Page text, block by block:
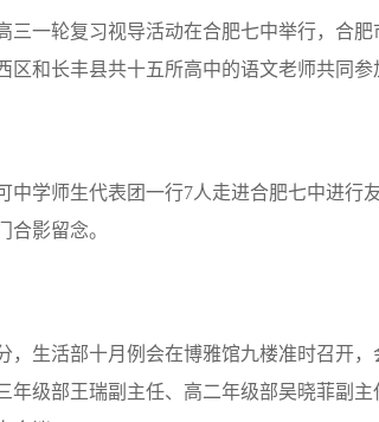
三一轮复习视导活动在合肥七中举行，合
区和长丰县共十五所高中的语文老师共同参
中学师生代表团一行7人走进合肥七中进行
合影留念。
，生活部十月例会在博雅馆九楼准时召开
年级部王瑞副主任、高二年级部吴晓菲副